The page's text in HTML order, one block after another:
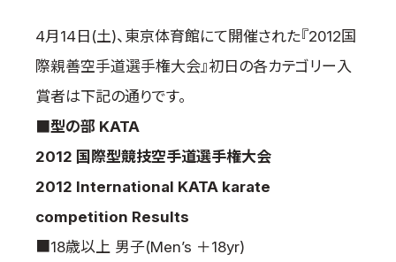
極真会館の概要
役員紹介
各委員会紹介
お知らせ
本部からのお知らせ
支部からのお知らせ
公式大会
4月14日(土)、東京体育館にて開催された『2012国
際親善空手道選手権大会』初日の各カテゴリー入
賞者は下記の通りです。
■型の部 KATA
2012 国際型競技空手道選手権大会
2012 International KATA karate
competition Results
■18歳以上 男子(Men’s ＋18yr)